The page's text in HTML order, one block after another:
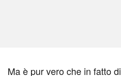
Ma è pur vero che in fatto di